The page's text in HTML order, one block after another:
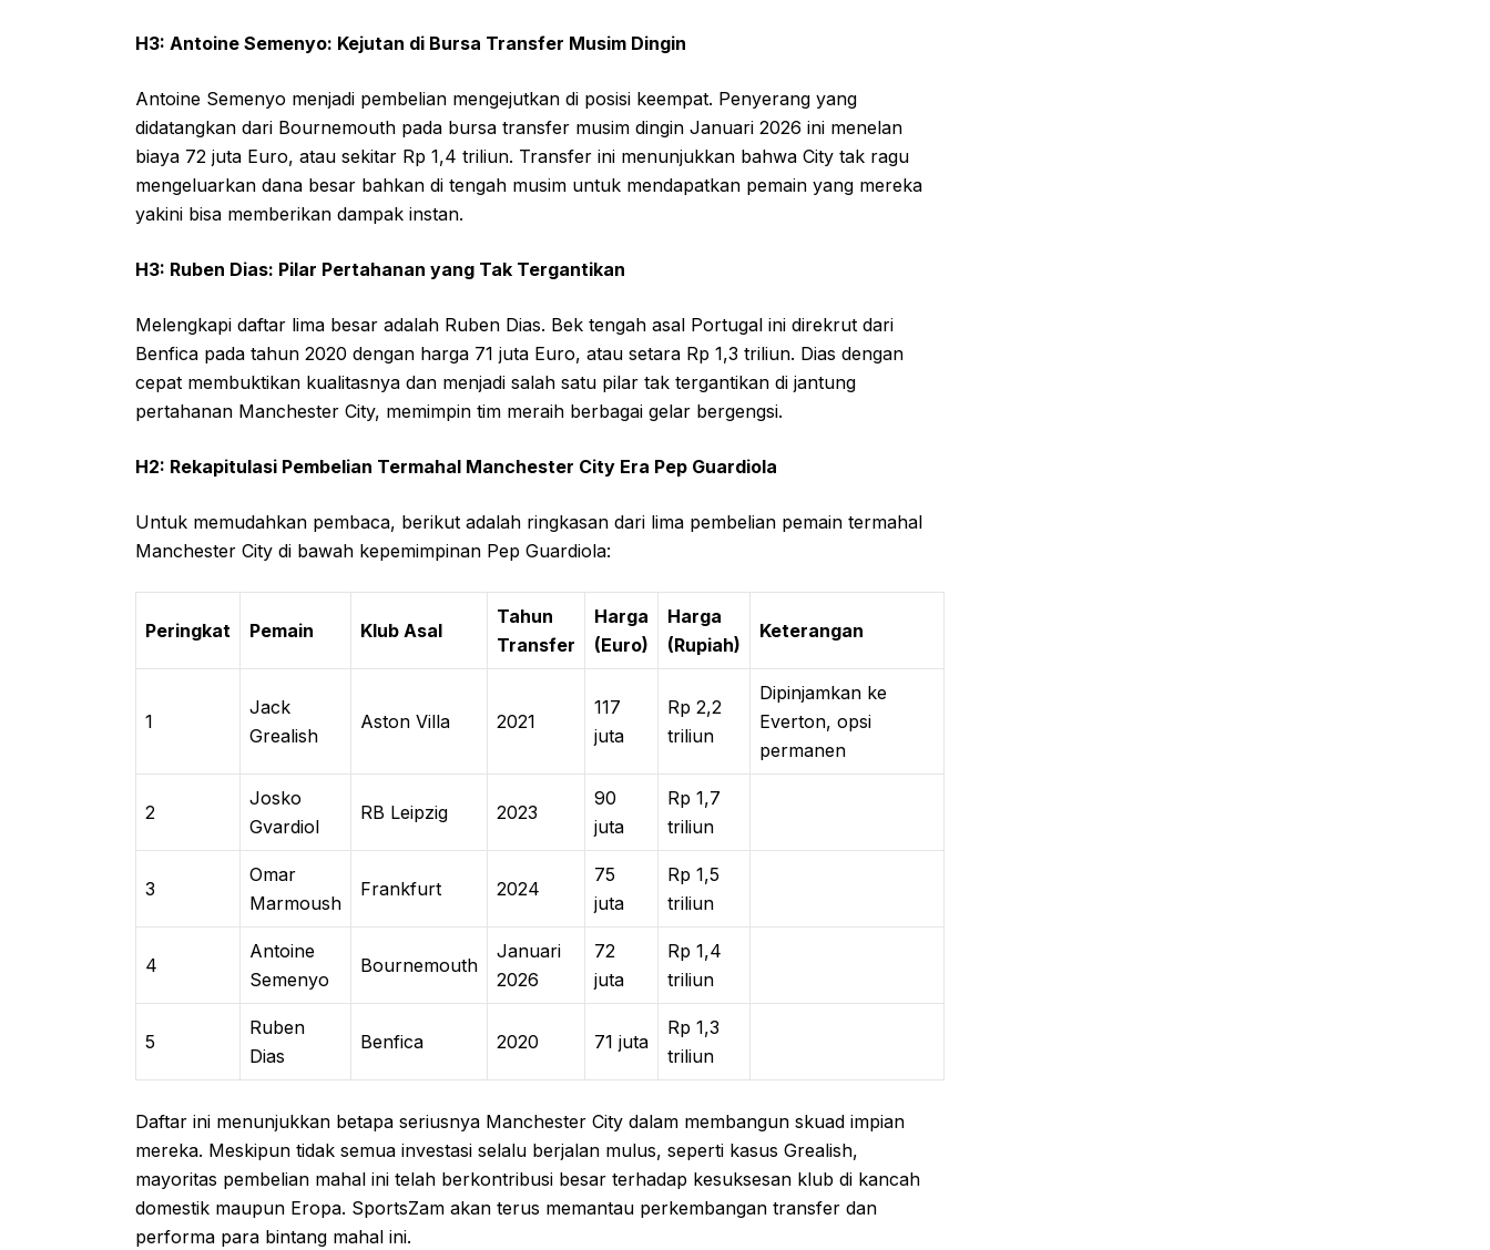
H3: Antoine Semenyo: Kejutan di Bursa Transfer Musim Dingin
Antoine Semenyo menjadi pembelian mengejutkan di posisi keempat. Penyerang yang
didatangkan dari Bournemouth pada bursa transfer musim dingin Januari 2026 ini menelan
biaya 72 juta Euro, atau sekitar Rp 1,4 triliun. Transfer ini menunjukkan bahwa City tak ragu
mengeluarkan dana besar bahkan di tengah musim untuk mendapatkan pemain yang mereka
yakini bisa memberikan dampak instan.
H3: Ruben Dias: Pilar Pertahanan yang Tak Tergantikan
Melengkapi daftar lima besar adalah Ruben Dias. Bek tengah asal Portugal ini direkrut dari
Benfica pada tahun 2020 dengan harga 71 juta Euro, atau setara Rp 1,3 triliun. Dias dengan
cepat membuktikan kualitasnya dan menjadi salah satu pilar tak tergantikan di jantung
pertahanan Manchester City, memimpin tim meraih berbagai gelar bergengsi.
H2: Rekapitulasi Pembelian Termahal Manchester City Era Pep Guardiola
Untuk memudahkan pembaca, berikut adalah ringkasan dari lima pembelian pemain termahal
Manchester City di bawah kepemimpinan Pep Guardiola:
Peringkat Pemain Klub Asal
Tahun
Transfer
Harga
(Euro)
Harga
(Rupiah)
Keterangan
1
Jack
Grealish
Aston Villa 2021
117
juta
Rp 2,2
triliun
Dipinjamkan ke
Everton, opsi
permanen
2
Josko
Gvardiol
RB Leipzig 2023
90
juta
Rp 1,7
triliun
3
Omar
Marmoush
Frankfurt 2024
75
juta
Rp 1,5
triliun
4
Antoine
Semenyo
Bournemouth
Januari
2026
72
juta
Rp 1,4
triliun
5
Ruben
Dias
Benfica 2020 71 juta
Rp 1,3
triliun
Daftar ini menunjukkan betapa seriusnya Manchester City dalam membangun skuad impian
mereka. Meskipun tidak semua investasi selalu berjalan mulus, seperti kasus Grealish,
mayoritas pembelian mahal ini telah berkontribusi besar terhadap kesuksesan klub di kancah
domestik maupun Eropa. SportsZam akan terus memantau perkembangan transfer dan
performa para bintang mahal ini.